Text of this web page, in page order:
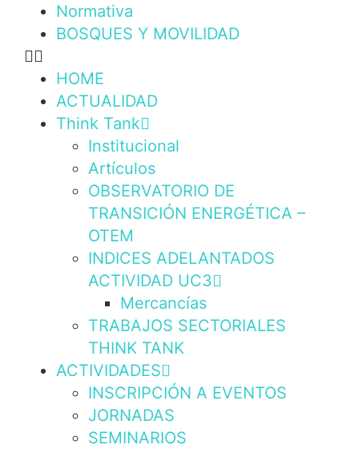
Normativa
BOSQUES Y MOVILIDAD
HOME
ACTUALIDAD
Think Tank
Institucional
Artículos
OBSERVATORIO DE
TRANSICIÓN ENERGÉTICA –
OTEM
INDICES ADELANTADOS
ACTIVIDAD UC3
Mercancías
TRABAJOS SECTORIALES
THINK TANK
ACTIVIDADES
INSCRIPCIÓN A EVENTOS
JORNADAS
SEMINARIOS